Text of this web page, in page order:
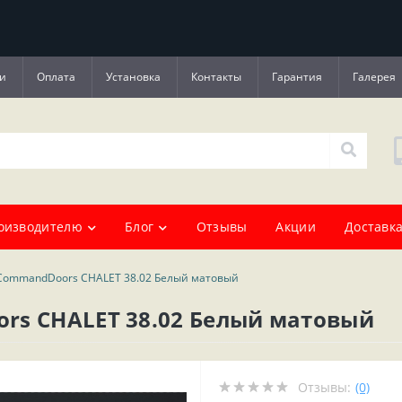
Оплата Установка Контакты Гарантия Галерея
Блог Отзывы Акции
CHALET 38.02 Белый матовый
CHALET 38.02 Белый матовый
Отзывы: (0)